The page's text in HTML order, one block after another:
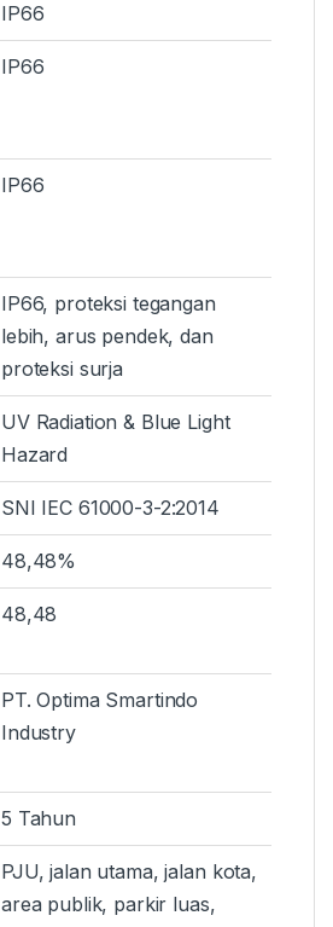
IP66
IP66
IP66
IP66, proteksi tegangan
lebih, arus pendek, dan
proteksi surja
UV Radiation & Blue Light
Hazard
SNI IEC 61000-3-2:2014
48,48%
48,48
PT. Optima Smartindo
Industry
5 Tahun
PJU, jalan utama, jalan kota,
area publik, parkir luas,